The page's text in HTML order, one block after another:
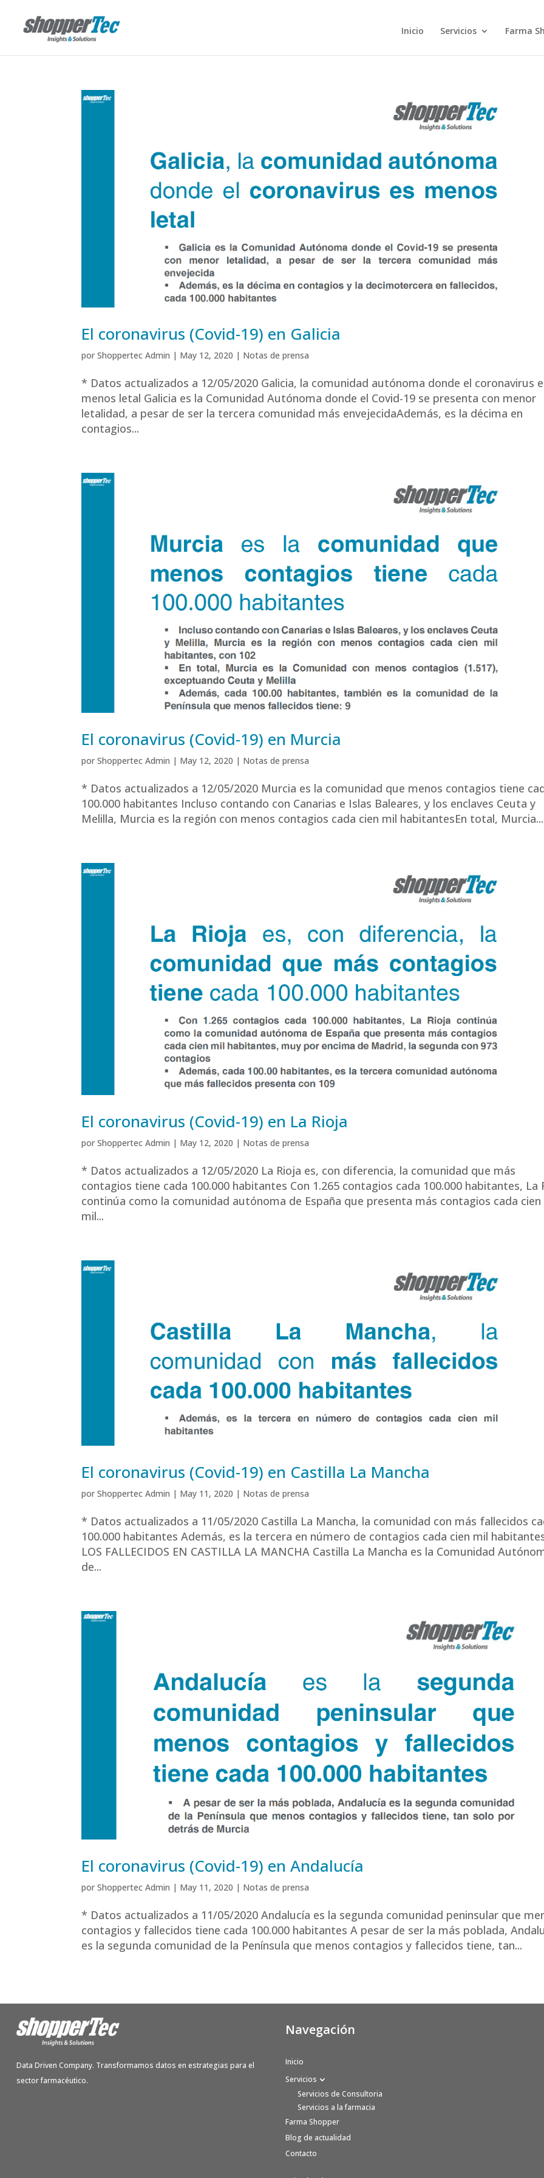
Inicio Servicios Farma
El coronavirus (Covid-19) en Galicia
porShoppertec Admin | May 12, 2020 | Notas de prensa
* Datos actualizados a 12/05/2020 Galicia, la comunidad autónoma donde el coronavirus
menos letal Galicia es la Comunidad Autónoma donde el Covid-19 se presenta con menor
letalidad, a pesar de ser la tercera comunidad más envejecidaAdemás, es la décima en
contagios...
El coronavirus (Covid-19) en Murcia
porShoppertec Admin | May 12, 2020 | Notas de prensa
* Datos actualizados a 12/05/2020 Murcia es la comunidad que menos contagios tiene
100.000 habitantes Incluso contando con Canarias e Islas Baleares, y los enclaves Ceuta y
Melilla, Murcia es la región con menos contagios cada cien mil habitantesEn total, Murcia...
El coronavirus (Covid-19) en La Rioja
porShoppertec Admin | May 12, 2020 | Notas de prensa
* Datos actualizados a 12/05/2020 La Rioja es, con diferencia, la comunidad que más
contagios tiene cada 100.000 habitantes Con 1.265 contagios cada 100.000 habitantes, La
continúa como la comunidad autónoma de España que presenta más contagios cada cien
mil...
El coronavirus (Covid-19) en Castilla La Mancha
porShoppertec Admin | May 11, 2020 | Notas de prensa
* Datos actualizados a 11/05/2020 Castilla La Mancha, la comunidad con más fallecidos
100.000 habitantes Además, es la tercera en número de contagios cada cien mil
LOS FALLECIDOS EN CASTILLA LA MANCHA Castilla La Mancha es la Comunidad
de...
El coronavirus (Covid-19) en Andalucía
porShoppertec Admin | May 11, 2020 | Notas de prensa
* Datos actualizados a 11/05/2020 Andalucía es la segunda comunidad peninsular que
contagios y fallecidos tiene cada 100.000 habitantes A pesar de ser la más poblada,
es la segunda comunidad de la Península que menos contagios y fallecidos tiene, tan...
Data Driven Company. Transformamos datos en estrategias para el
sector farmacéutico.
Navegación
Inicio
Servicios
Servicios de Consultoria
Servicios a la farmacia
Farma Shopper
Blog de actualidad
Contacto